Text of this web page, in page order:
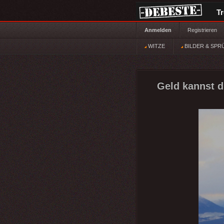
Anmelden Registrieren
WITZE BILDER &
Geld kannst